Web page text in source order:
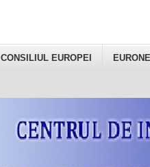
CONSILIUL EUROPEI